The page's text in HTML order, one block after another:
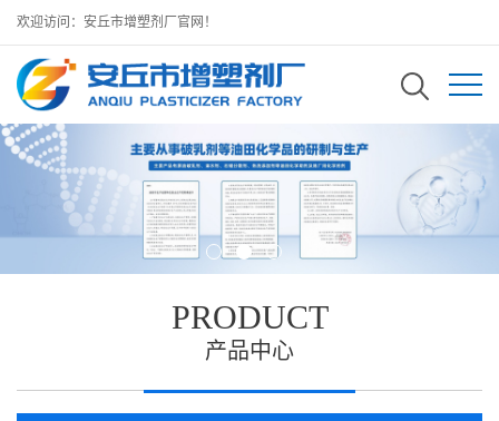
欢迎访问：安丘市增塑剂厂官网！
PRODUCT
产品中心